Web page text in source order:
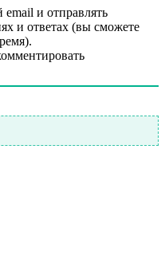
email и отправлять
и ответах (вы cможете